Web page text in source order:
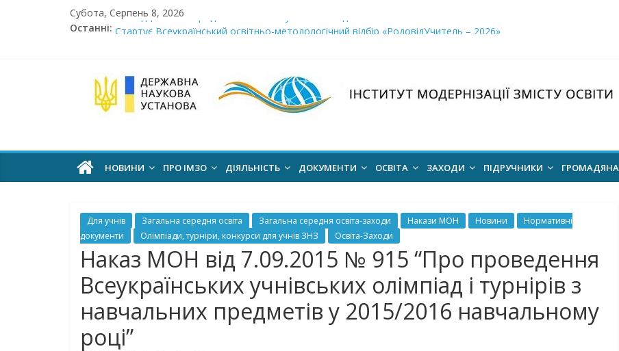
Субота, Серпень 8, 2026
Останні:
Сімнадцята міжнародна виставка «Сучасні заклади освіти»
Стартує Всеукраїнський освітньо-методологічний відбір «РодовідУчитель – 2026»
Розпочато прийом документів на конкурс для здобуття академічних стипендій імені Героїв Небесної Сотні
Інститут
модернізації
змісту
освіти
офіційний
веб-
сайт
НОВИНИ ПРО ІМЗО ДІЯЛЬНІСТЬ ДОКУМЕНТИ ОСВІТА ЗАХОДИ ПІДРУЧНИКИ
Для учнів Загальна середня освіта Загальна середня освіта-заходи Накази МОН Новини
Нормативні
документи
Олімпіади, турніри, конкурси для учнів ЗНЗ Освіта-Заходи
Наказ МОН від 7.09.2015 № 915 “Про проведення
Всеукраїнських учнівських олімпіад і турнірів з
навчальних предметів у 2015/2016 навчальному
році”